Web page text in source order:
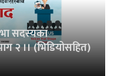
सदस्यका
२ ।। (भिडियोसहित)